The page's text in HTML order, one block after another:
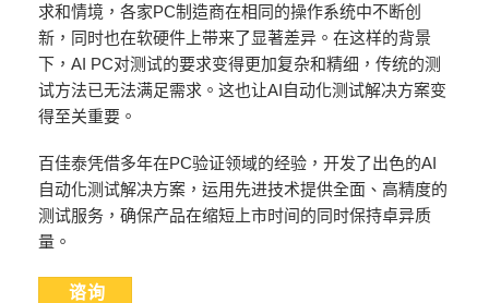
求和情境，各家PC制造商在相同的操作系统中不断创
新，同时也在软硬件上带来了显著差异。在这样的背景
下，AI PC对测试的要求变得更加复杂和精细，传统的测
试方法已无法满足需求。这也让AI自动化测试解决方案变
得至关重要。
百佳泰凭借多年在PC验证领域的经验，开发了出色的AI
自动化测试解决方案，运用先进技术提供全面、高精度的
测试服务，确保产品在缩短上市时间的同时保持卓异质
量。
谘询